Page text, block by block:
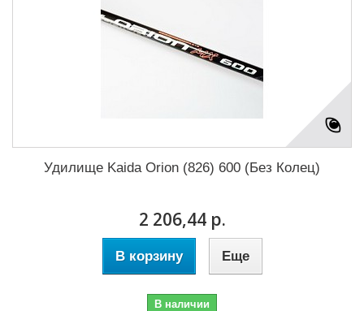
Удилище Kaida Orion (826) 600 (Без Колец)
2 206,44 р.
В корзину Еще
В наличии